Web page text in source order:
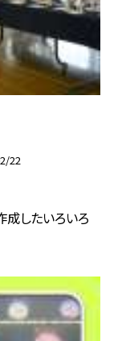
22
したいろいろ